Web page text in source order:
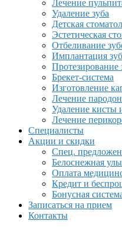
Лечение
Удаление зуба
Детская
Эстетическая
Отбеливание
Имплантация
Протезирование
Брекет-система
Изготовление
Лечение
Удаление кисты
Лечение
Специалисты
Акции и скидки
Спец.
Белоснежная
Оплата
Кредит и
Бонусная
Записаться на прием
Контакты